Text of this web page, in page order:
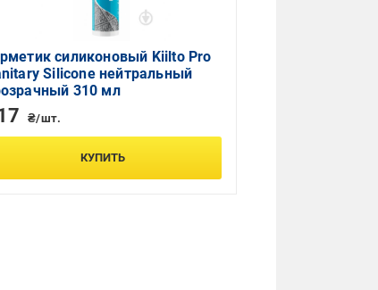
силиконовый Kiilto Pro
Silicone нейтральный
310 мл
₴/шт.
КУПИТЬ